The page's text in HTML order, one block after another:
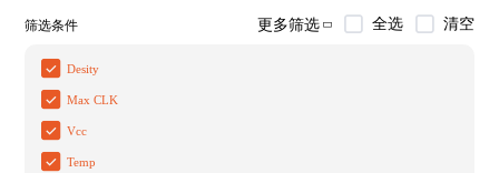
筛选条件 更多筛选 全选 清空
Desity
Max CLK
Vcc
Temp